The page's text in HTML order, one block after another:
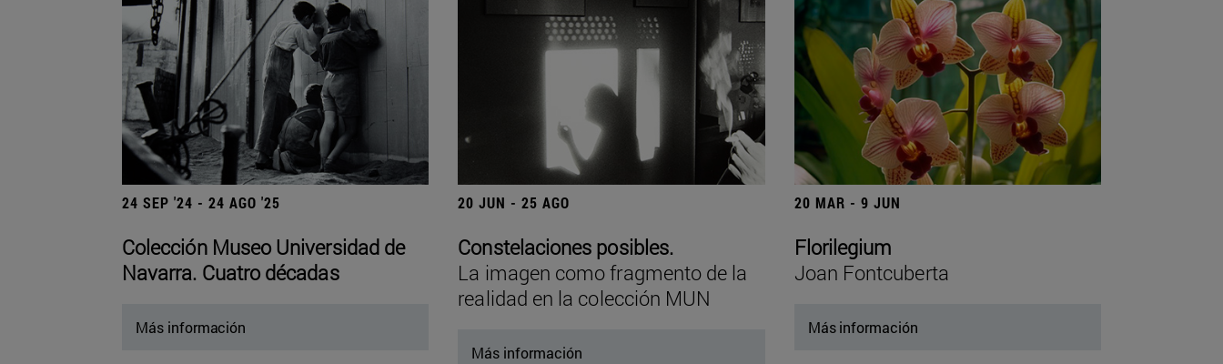
24 SEP '24 - 24 AGO '25
Colección Museo Universidad de
Navarra. Cuatro décadas
Más información
20 JUN - 25 AGO
Constelaciones posibles.
La imagen como fragmento de la
realidad en la colección MUN
Más información
20 MAR - 9 JUN
Florilegium
Joan Fontcuberta
Más información